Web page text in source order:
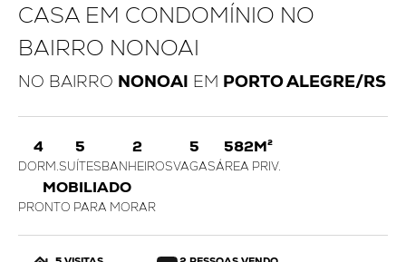
CASA EM CONDOMÍNIO NO
BAIRRO NONOAI
NO BAIRRO NONOAI EM PORTO ALEGRE/RS
4
DORM.
5
SUÍTES
2
BANHEIROS
5
VAGAS
582M²
ÁREA PRIV.
MOBILIADO
PRONTO PARA MORAR